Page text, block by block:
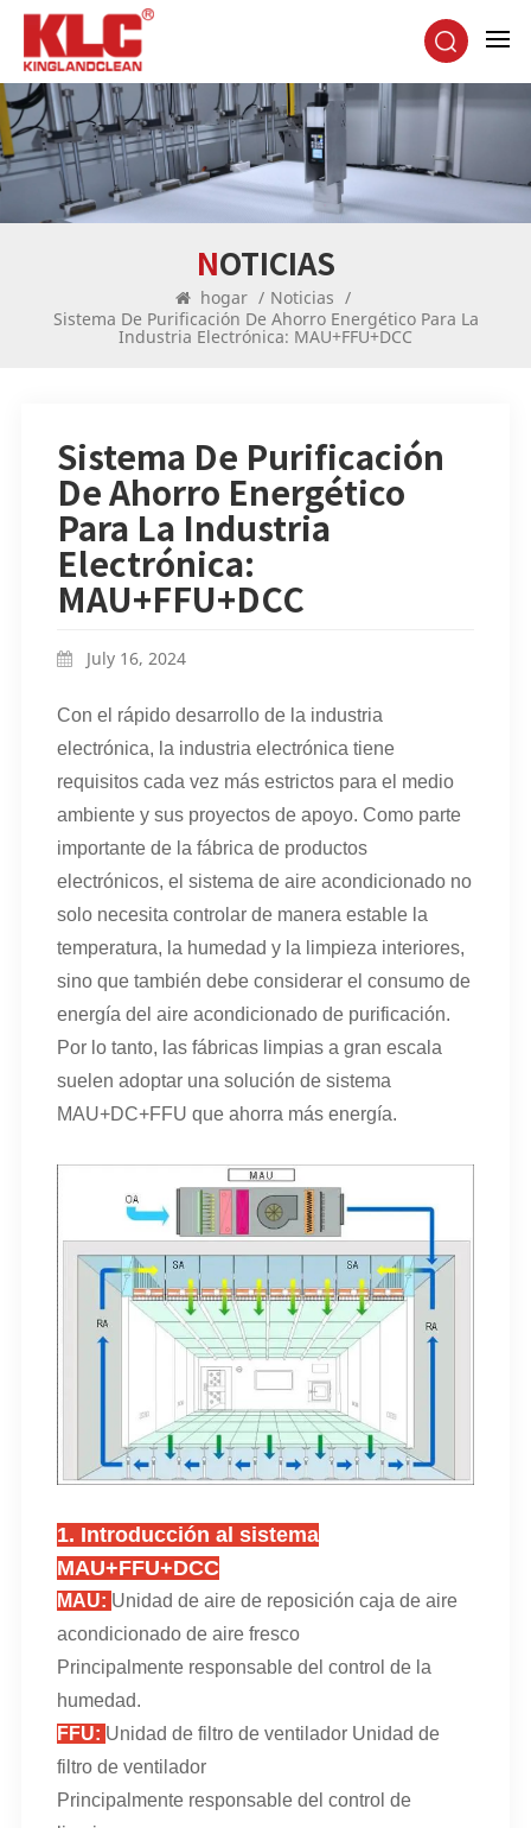
NOTICIAS
hogar / Noticias /
Sistema De Purificación De Ahorro Energético Para La
Industria Electrónica: MAU+FFU+DCC
Sistema De Purificación
De Ahorro Energético
Para La Industria
Electrónica:
MAU+FFU+DCC
July 16, 2024
Con el rápido desarrollo de la industria
electrónica, la industria electrónica tiene
requisitos cada vez más estrictos para el medio
ambiente y sus proyectos de apoyo. Como parte
importante de la fábrica de productos
electrónicos, el sistema de aire acondicionado no
solo necesita controlar de manera estable la
temperatura, la humedad y la limpieza interiores,
sino que también debe considerar el consumo de
energía del aire acondicionado de purificación.
Por lo tanto, las fábricas limpias a gran escala
suelen adoptar una solución de sistema
MAU+DC+FFU que ahorra más energía.
1. Introducción al sistema
MAU+FFU+DCC
MAU: Unidad de aire de reposición caja de aire
acondicionado de aire fresco
Principalmente responsable del control de la
humedad.
FFU: Unidad de filtro de ventilador Unidad de
filtro de ventilador
Principalmente responsable del control de